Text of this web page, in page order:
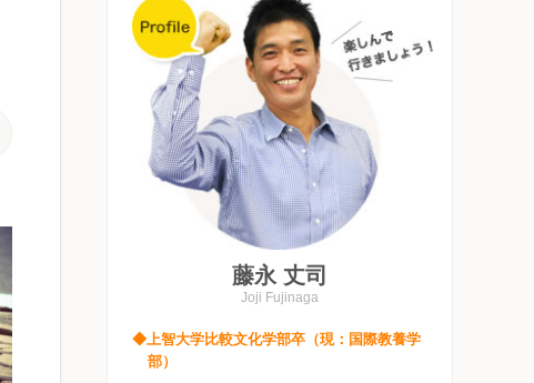
藤永 丈司
Joji Fujinaga
◆上智大学比較文化学部卒（現：国際教養学
部）